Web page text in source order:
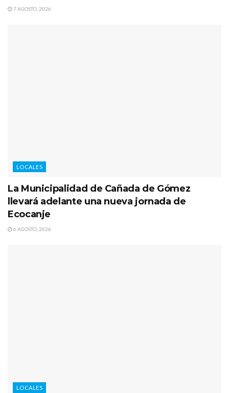
7 AGOSTO, 2026
LOCALES
La Municipalidad de Cañada de Gómez
llevará adelante una nueva jornada de
Ecocanje
6 AGOSTO, 2026
LOCALES